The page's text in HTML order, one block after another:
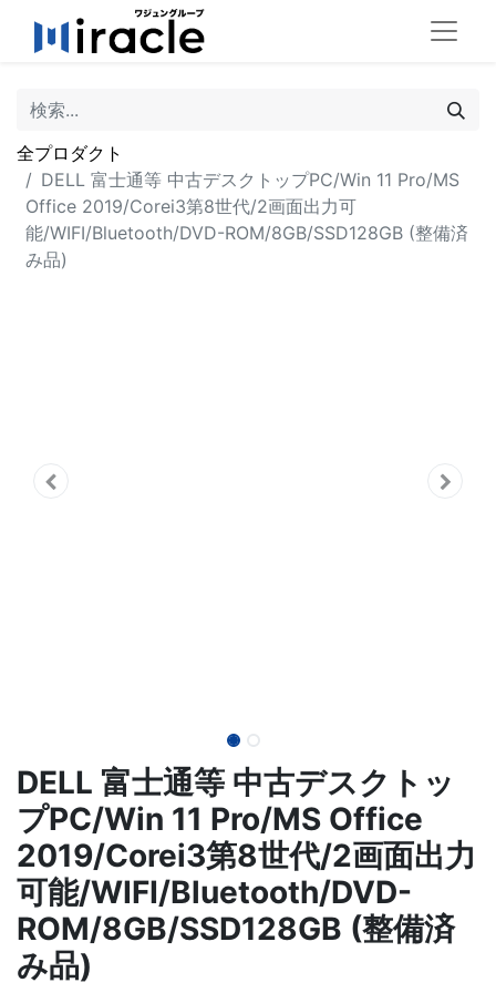
全プロダクト
DELL 富士通等 中古デスクトップPC/Win 11 Pro/MS
Office 2019/Corei3第8世代/2画面出力可
能/WIFI/Bluetooth/DVD-ROM/8GB/SSD128GB (整備済
み品)
DELL 富士通等 中古デスクトッ
プPC/Win 11 Pro/MS Office
2019/Corei3第8世代/2画面出力
可能/WIFI/Bluetooth/DVD-
ROM/8GB/SSD128GB (整備済
み品)